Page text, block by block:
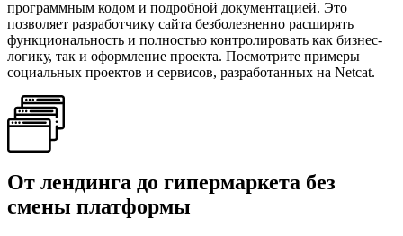
программным кодом и подробной документацией. Это
позволяет разработчику сайта безболезненно расширять
функциональность и полностью контролировать как бизнес-
логику, так и оформление проекта. Посмотрите примеры
социальных проектов и сервисов, разработанных на Netcat.
От лендинга до гипермаркета без
смены платформы